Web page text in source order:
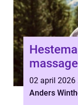
02 april 2026
Anders